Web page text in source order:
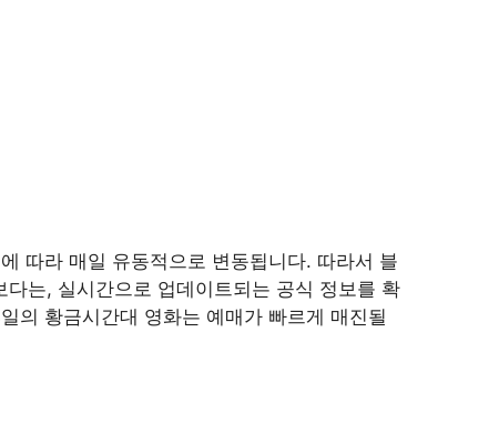
따라 매일 유동적으로 변동됩니다. 따라서 블
는, 실시간으로 업데이트되는 공식 정보를 확
의 황금시간대 영화는 예매가 빠르게 매진될